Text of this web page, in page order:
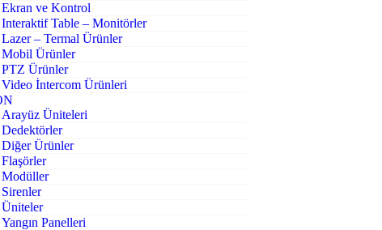
Ekran ve Kontrol
Interaktif Table – Monitörler
Lazer – Termal Ürünler
Mobil Ürünler
PTZ Ürünler
Video İntercom Ürünleri
Arayüz Üniteleri
Dedektörler
Diğer Ürünler
Flaşörler
Modüller
Sirenler
Üniteler
Yangın Panelleri